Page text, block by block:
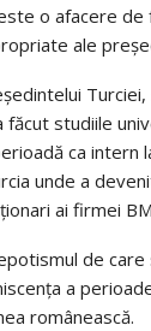
o afacere de
ale
studiile
ca intern
unde a
ai firmei
de
a
românească.